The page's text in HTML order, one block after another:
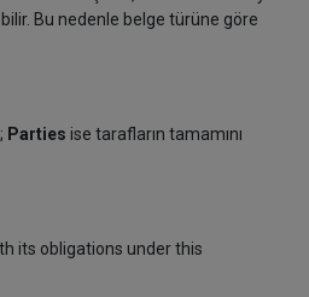
Bu nedenle belge türüne göre
Parties ise tarafların tamamını
its obligations under this